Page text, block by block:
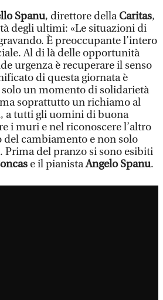
Spanu, direttore dellaCaritas,
degli ultimi: «Le situazioni di
È preoccupante l’intero
Al di là delle opportunità
urgenza è recuperare il senso
di questa giornata è
un momento di solidarietà
soprattutto un richiamo al
a tutti gli uomini di buona
i muri e nel riconoscere l’altro
del cambiamento e non solo
Prima del pranzo si sono esibiti
e il pianistaAngelo Spanu.